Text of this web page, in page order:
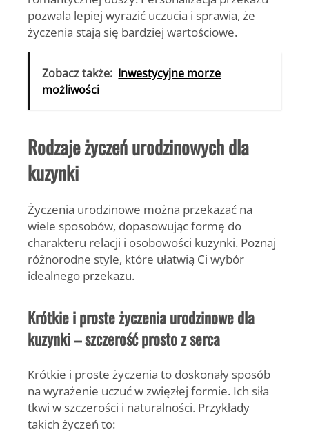
pozwala lepiej wyrazić uczucia i sprawia, że
życzenia stają się bardziej wartościowe.
Zobacz także: Inwestycyjne morze
możliwości
Rodzaje życzeń urodzinowych dla
kuzynki
Życzenia urodzinowe można przekazać na
wiele sposobów, dopasowując formę do
charakteru relacji i osobowości kuzynki. Poznaj
różnorodne style, które ułatwią Ci wybór
idealnego przekazu.
Krótkie i proste życzenia urodzinowe dla
kuzynki – szczerość prosto z serca
Krótkie i proste życzenia to doskonały sposób
na wyrażenie uczuć w zwięzłej formie. Ich siła
tkwi w szczerości i naturalności. Przykłady
takich życzeń to: